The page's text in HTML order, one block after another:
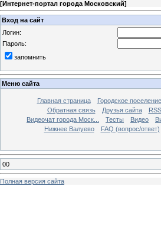
[Интернет-портал города Московский]
Вход на сайт
Логин:
Пароль:
запомнить
Меню сайта
Главная страница Городское
Обратная связь
Друзья сайта RSS
Видеочат города Моск...
Тесты Видео
Нижнее Валуево
FAQ (вопрос/ответ)
00
Полная версия сайта